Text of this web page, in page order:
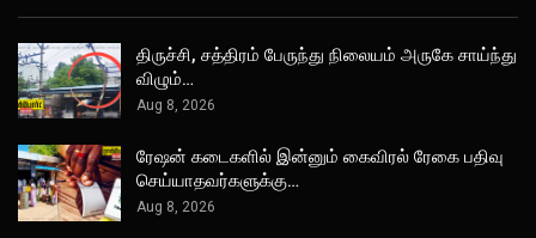
திருச்சி, சத்திரம் பேருந்து நிலையம் அருகே சாய்ந்து
விழும்…
Aug 8, 2026
ரேஷன் கடைகளில் இன்னும் கைவிரல் ரேகை பதிவு
செய்யாதவர்களுக்கு…
Aug 8, 2026